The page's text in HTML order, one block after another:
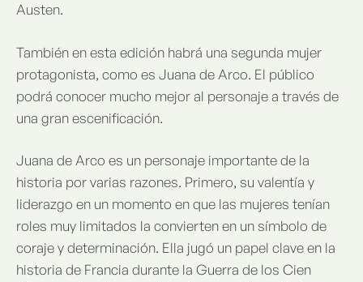
Austen.
También en esta edición habrá una segunda mujer
protagonista, como es Juana de Arco. El público
podrá conocer mucho mejor al personaje a través de
una gran escenificación.
Juana de Arco es un personaje importante de la
historia por varias razones. Primero, su valentía y
liderazgo en un momento en que las mujeres tenían
roles muy limitados la convierten en un símbolo de
coraje y determinación. Ella jugó un papel clave en la
historia de Francia durante la Guerra de los Cien